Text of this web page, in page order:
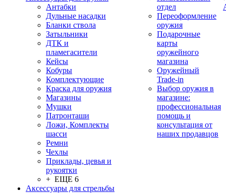
Антабки
Дульные насадки
Бланки ствола
Затыльники
ДТК и
пламегасители
Кейсы
Кобуры
Комплектующие
Краска для оружия
Магазины
Мушки
Патронташи
Ложи, Комплекты
шасси
Ремни
Чехлы
Приклады, цевья и
рукоятки
+ ЕЩЕ 6
Аксессуары для стрельбы
отдел
Переоформление
оружия
Подарочные
карты
оружейного
магазина
Оружейный
Trade-in
Выбор оружия в
магазине:
профессиональная
помощь и
консультация от
наших продавцов